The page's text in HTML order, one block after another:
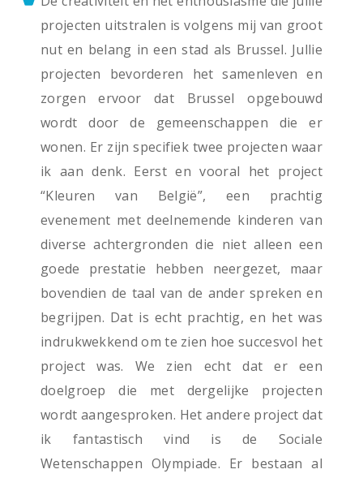
projecten uitstralen is volgens mij van groot
nut en belang in een stad als Brussel. Jullie
projecten bevorderen het samenleven en
zorgen ervoor dat Brussel opgebouwd
wordt door de gemeenschappen die er
wonen. Er zijn specifiek twee projecten waar
ik aan denk. Eerst en vooral het project
“Kleuren van België”, een prachtig
evenement met deelnemende kinderen van
diverse achtergronden die niet alleen een
goede prestatie hebben neergezet, maar
bovendien de taal van de ander spreken en
begrijpen. Dat is echt prachtig, en het was
indrukwekkend om te zien hoe succesvol het
project was. We zien echt dat er een
doelgroep die met dergelijke projecten
wordt aangesproken. Het andere project dat
ik fantastisch vind is de Sociale
Wetenschappen Olympiade. Er bestaan al